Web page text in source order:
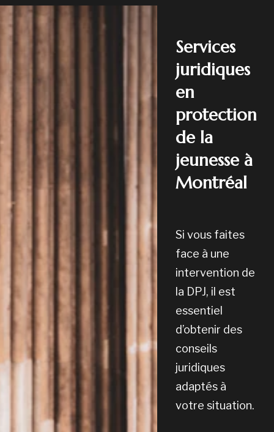
Services
juridiques
en
protection
de la
jeunesse à
Montréal
Si vous faites
face à une
intervention de
la DPJ, il est
essentiel
d’obtenir des
conseils
juridiques
adaptés à
votre situation.